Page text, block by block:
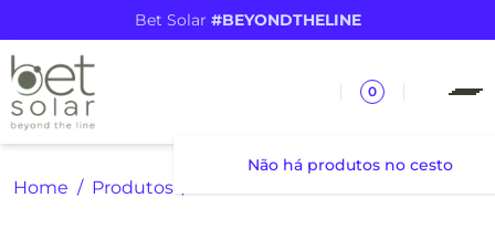
Bet Solar #BEYONDTHELINE
0
Não há produtos no cesto
Home Produtos